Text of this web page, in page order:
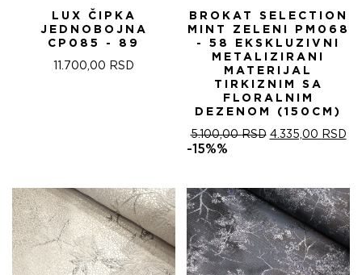
LUX ČIPKA
JEDNOBOJNA
CP085 - 89
11.700,00 RSD
BROKAT SELECTION
MINT ZELENI PM068
- 58 EKSKLUZIVNI
METALIZIRANI
MATERIJAL
TIRKIZNIM SA
FLORALNIM
DEZENOM (150CM)
5.100,00RSD ОРИГИНАЛНА
5.100,00 RSD.
4.335,00 RSD
-15%%